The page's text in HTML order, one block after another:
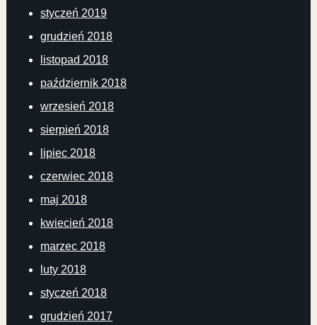
styczeń 2019
grudzień 2018
listopad 2018
październik 2018
wrzesień 2018
sierpień 2018
lipiec 2018
czerwiec 2018
maj 2018
kwiecień 2018
marzec 2018
luty 2018
styczeń 2018
grudzień 2017